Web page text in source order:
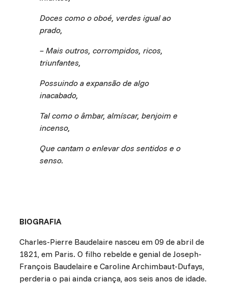
Doces como o oboé, verdes igual ao
prado,
– Mais outros, corrompidos, ricos,
triunfantes,
Possuindo a expansão de algo
inacabado,
Tal como o âmbar, almíscar, benjoim e
incenso,
Que cantam o enlevar dos sentidos e o
senso.
BIOGRAFIA
Charles-Pierre Baudelaire nasceu em 09 de abril de
1821, em Paris. O filho rebelde e genial de Joseph-
François Baudelaire e Caroline Archimbaut-Dufays,
perderia o pai ainda criança, aos seis anos de idade.